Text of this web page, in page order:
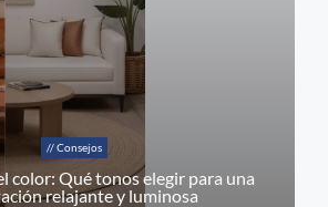
// Consejos
color: Qué tonos elegir para una
relajante y luminosa